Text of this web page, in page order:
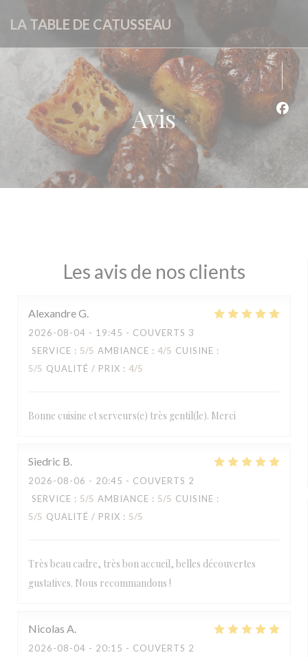
Personnalisation de vos choix en matière de cookies
LA TABLE DE CATUSSEAU
Avis
Les avis de nos clients
AlexandreG
2026-08-04 - 19:45 - COUVERTS 3
SERVICE : 5/5 AMBIANCE : 4/5 CUISINE :
5/5 QUALITÉ / PRIX : 4/5
Bonne cuisine et serveurs(e) très gentil(le). Merci
Siedric B
2026-08-06 - 20:45 - COUVERTS 2
SERVICE : 5/5 AMBIANCE : 5/5 CUISINE :
5/5 QUALITÉ / PRIX : 5/5
Très beau cadre, très bon accueil, belles découvertes
gustatives. Nous recommandons !
Nicolas A
2026-08-04 - 20:15 - COUVERTS 2